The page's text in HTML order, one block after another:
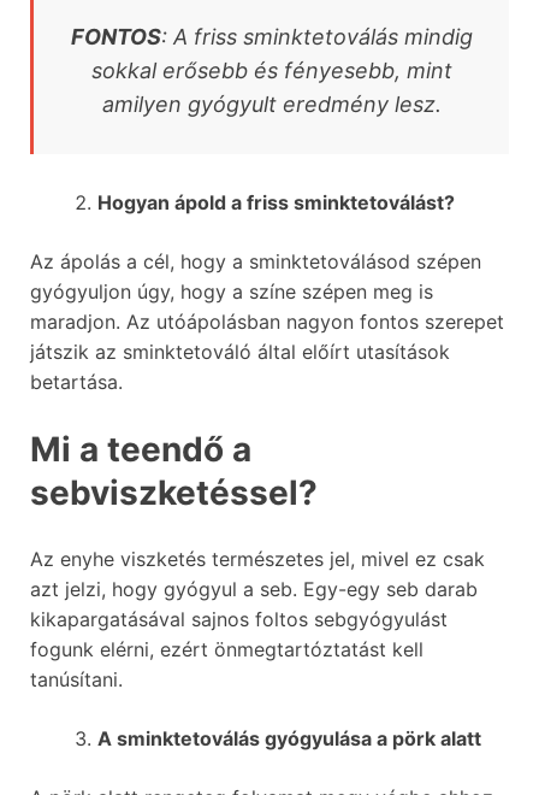
FONTOS: A friss sminktetoválás mindig
sokkal erősebb és fényesebb, mint
amilyen gyógyult eredmény lesz.
Hogyan ápold a friss sminktetoválást?
Az ápolás a cél, hogy a sminktetoválásod szépen
gyógyuljon úgy, hogy a színe szépen meg is
maradjon. Az utóápolásban nagyon fontos szerepet
játszik az sminktetováló által előírt utasítások
betartása.
Mi a teendő a
sebviszketéssel?
Az enyhe viszketés természetes jel, mivel ez csak
azt jelzi, hogy gyógyul a seb. Egy-egy seb darab
kikapargatásával sajnos foltos sebgyógyulást
fogunk elérni, ezért önmegtartóztatást kell
tanúsítani.
A sminktetoválás gyógyulása a pörk alatt